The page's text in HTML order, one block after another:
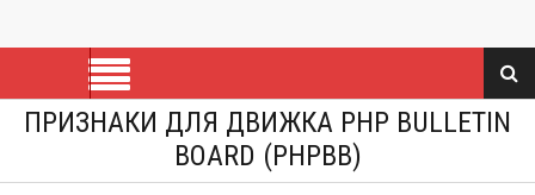
ПРИЗНАКИ ДЛЯ ДВИЖКА PHP BULLETIN
BOARD (PHPBB)